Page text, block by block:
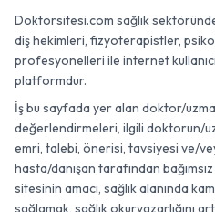
Doktorsitesi.com sağlık
diş hekimleri, fizyoterapistler,
profesyonelleri ile internet
platformdur.
İş bu sayfada yer alan doktor/
değerlendirmeleri, ilgili doktorun/
emri, talebi, önerisi, tavsiyesi ve/
hasta/danışan tarafından
sitesinin amacı, sağlık alanında
sağlamak, sağlık okuryazarlığını